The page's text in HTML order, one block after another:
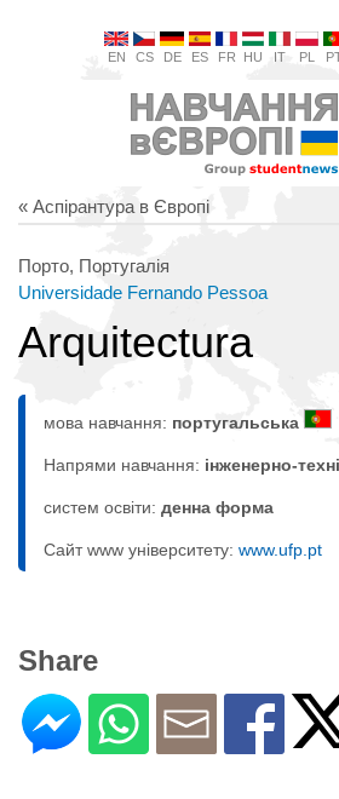
EN CS DE ES FR HU IT PL
« Аспірантура в Європі
Порто, Португалія
Universidade Fernando Pessoa
Arquitectura
мова навчання: португальська
Напрями навчання: інженерно-
систем освіти: денна форма
Сайт www університету: www.ufp.pt
Share